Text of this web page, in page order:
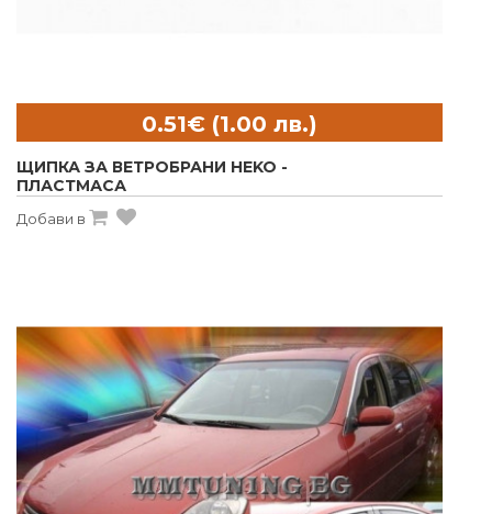
ЩИПКА ЗА ВЕТРОБРАНИ HEKO -
ПЛАСТМАСА
Добави в